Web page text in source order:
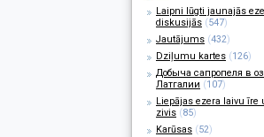
Laipni lūgti jaunajās
diskusijās (547)
Jautājums (432)
Dziļumu kartes (126)
Добыча сапропеля в
Латгалии (107)
Liepājas ezera laivu īre
zivis (85)
Karūsas (52)